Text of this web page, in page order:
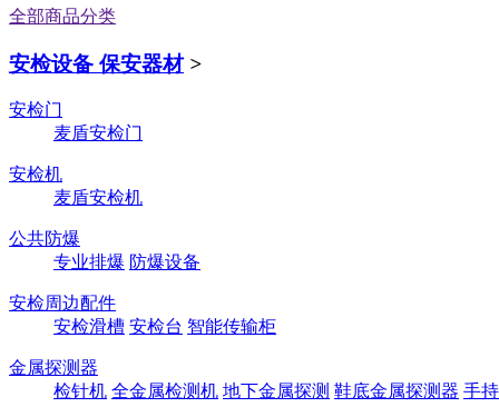
全部商品分类
安检设备 保安器材 >
安检门
麦盾安检门
安检机
麦盾安检机
公共防爆
专业排爆 防爆设备
安检周边配件
安检滑槽 安检台 智能传输柜
金属探测器
检针机 全金属检测机 地下金属探测 鞋底金属探测器 手